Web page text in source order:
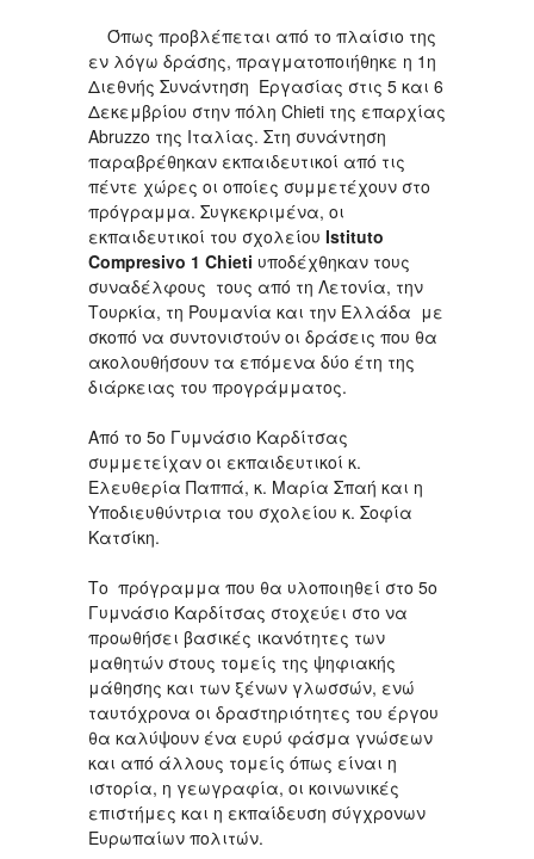
Όπως προβλέπεται από το πλαίσιο της
εν λόγω δράσης, πραγματοποιήθηκε η 1η
Διεθνής Συνάντηση Εργασίας στις 5 και 6
Δεκεμβρίου στην πόλη Chieti της επαρχίας
Abruzzo της Ιταλίας. Στη συνάντηση
παραβρέθηκαν εκπαιδευτικοί από τις
πέντε χώρες οι οποίες συμμετέχουν στο
πρόγραμμα. Συγκεκριμένα, οι
εκπαιδευτικοί του σχολείου Istituto
Compresivo 1 Chieti υποδέχθηκαν τους
συναδέλφους τους από τη Λετονία, την
Τουρκία, τη Ρουμανία και την Ελλάδα με
σκοπό να συντονιστούν οι δράσεις που θα
ακολουθήσουν τα επόμενα δύο έτη της
διάρκειας του προγράμματος.
Από το 5ο Γυμνάσιο Καρδίτσας
συμμετείχαν οι εκπαιδευτικοί κ.
Ελευθερία Παππά, κ. Μαρία Σπαή και η
Υποδιευθύντρια του σχολείου κ. Σοφία
Κατσίκη.
Το πρόγραμμα που θα υλοποιηθεί στο 5ο
Γυμνάσιο Καρδίτσας στοχεύει στο να
προωθήσει βασικές ικανότητες των
μαθητών στους τομείς της ψηφιακής
μάθησης και των ξένων γλωσσών, ενώ
ταυτόχρονα οι δραστηριότητες του έργου
θα καλύψουν ένα ευρύ φάσμα γνώσεων
και από άλλους τομείς όπως είναι η
ιστορία, η γεωγραφία, οι κοινωνικές
επιστήμες και η εκπαίδευση σύγχρονων
Eυρωπαίων πολιτών.